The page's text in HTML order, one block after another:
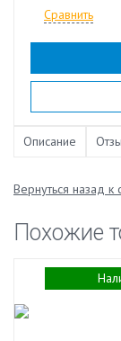
Сравнить
Описание
Вернуться назад к
Похожие